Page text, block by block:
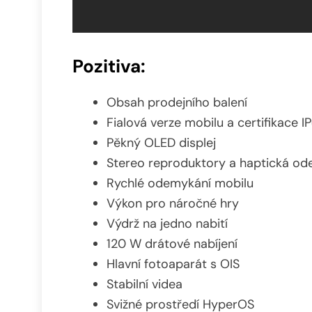
Pozitiva:
Obsah prodejního balení
Fialová verze mobilu a certifikace
Pěkný OLED displej
Stereo reproduktory a haptická
Rychlé odemykání mobilu
Výkon pro náročné hry
Výdrž na jedno nabití
120 W drátové nabíjení
Hlavní fotoaparát s OIS
Stabilní videa
Svižné prostředí HyperOS